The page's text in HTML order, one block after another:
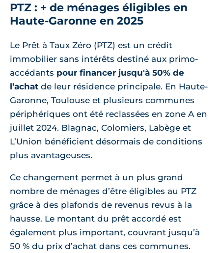
PTZ : + de ménages éligibles en
Haute-Garonne en 2025
Le Prêt à Taux Zéro (PTZ) est un crédit
immobilier sans intérêts destiné aux primo-
accédants pour financer jusqu'à 50% de
l’achat de leur résidence principale. En Haute-
Garonne, Toulouse et plusieurs communes
périphériques ont été reclassées en zone A en
juillet 2024. Blagnac, Colomiers, Labège et
L’Union bénéficient désormais de conditions
plus avantageuses.
Ce changement permet à un plus grand
nombre de ménages d’être éligibles au PTZ
grâce à des plafonds de revenus revus à la
hausse. Le montant du prêt accordé est
également plus important, couvrant jusqu’à
50 % du prix d’achat dans ces communes.